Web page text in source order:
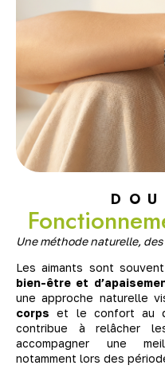
Une méthode naturelle,
Les aimants sont
bien-être et
une approche naturelle
corps et le confort au
contribue à relâcher
accompagner une
notamment lors des